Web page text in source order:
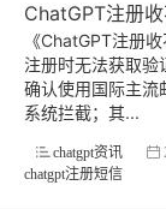
ChatGPT注册
《ChatGPT注册
注册时无法获取验
确认使用国际主流
系统拦截；其...
chatgpt资讯
chatgpt注册短信